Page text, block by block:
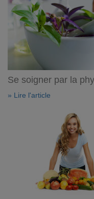
Se soigner par la
» Lire l'article